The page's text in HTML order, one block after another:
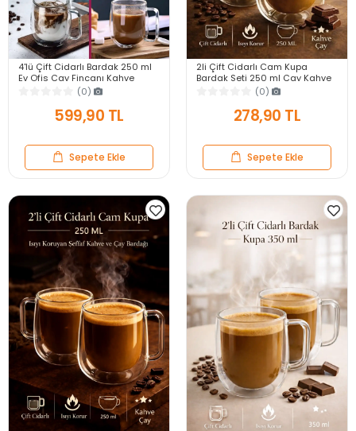
4'lü Çift Cidarlı Bardak 250 ml
Ev Ofis Çay Fincanı Kahve
Sunum Bardağı Dayanıklı Kupa
(0)
599,90 TL
Sepete Ekle
2li Çift Cidarlı Cam Kupa
Bardak Seti 250 ml Çay Kahve
Sunum Bardağı Isıya Dayanıklı
(0)
278,90 TL
Sepete Ekle